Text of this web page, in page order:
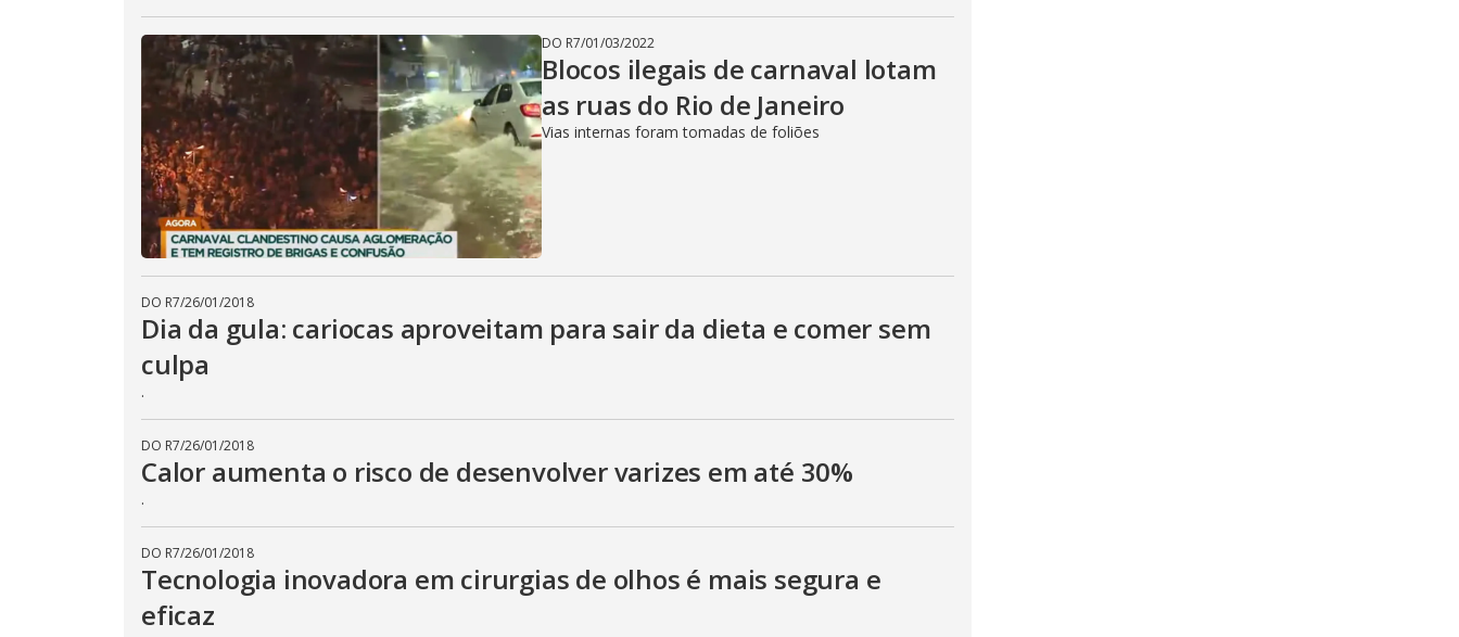
DO R7/01/03/2022
Blocos ilegais de carnaval lotam
as ruas do Rio de Janeiro
Vias internas foram tomadas de foliões
DO R7/26/01/2018
Dia da gula: cariocas aproveitam para sair da dieta e comer sem
culpa
.
DO R7/26/01/2018
Calor aumenta o risco de desenvolver varizes em até 30%
.
DO R7/26/01/2018
Tecnologia inovadora em cirurgias de olhos é mais segura e
eficaz